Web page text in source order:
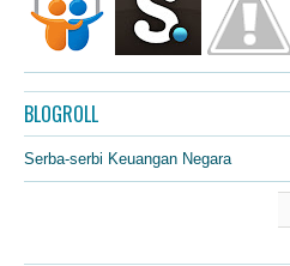
BLOGROLL
Serba-serbi Keuangan Negara